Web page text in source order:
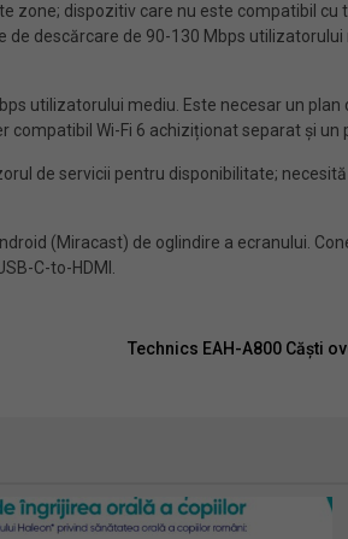
zone; dispozitiv care nu este compatibil
descărcare de 90-130 Mbps
utilizatorului mediu. Este necesar un
Wi-Fi 6 achiziționat separat și un
de servicii pentru disponibilitate;
(Miracast) de oglindire a ecranului.
C-to-HDMI.
Technics EAH-A800 Căști